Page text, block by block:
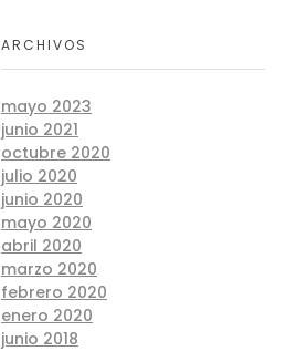
ARCHIVOS
mayo 2023
junio 2021
octubre 2020
julio 2020
junio 2020
mayo 2020
abril 2020
marzo 2020
febrero 2020
enero 2020
junio 2018